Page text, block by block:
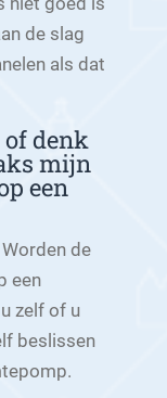
de slag
als dat
denk
mijn
een
de
een
zelf of u
beslissen